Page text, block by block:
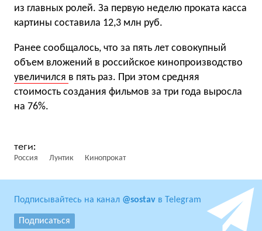
из главных ролей. За первую неделю проката касса
картины составила 12,3 млн руб.
Ранее сообщалось, что за пять лет совокупный
объем вложений в российское кинопроизводство
увеличился в пять раз. При этом средняя
стоимость создания фильмов за три года выросла
на 76%.
Россия Лунтик Кинопрокат
Подписывайтесь на канал @sostav в Telegram
Подписаться